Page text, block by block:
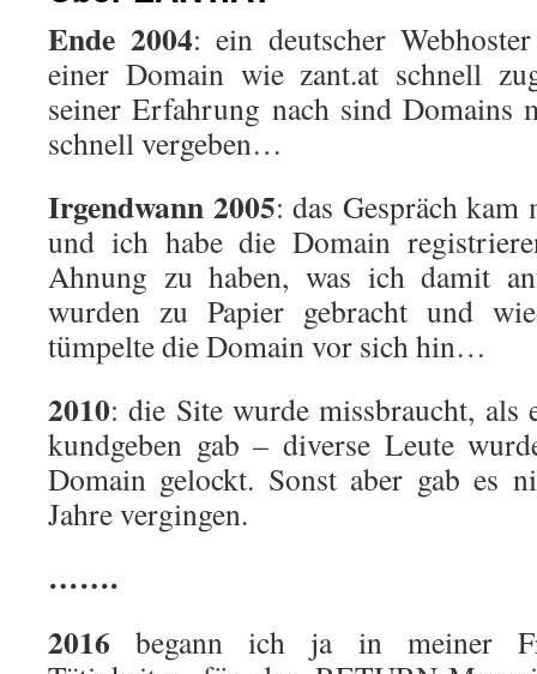
Ende 2004: ein deutscher
einer Domain wie zant.at schnell
seiner Erfahrung nach sind Domains
schnell vergeben…
Irgendwann 2005: das Gespräch
und ich habe die Domain
Ahnung zu haben, was ich damit
wurden zu Papier gebracht und
tümpelte die Domain vor sich hin…
2010: die Site wurde missbraucht, als
kundgeben gab – diverse Leute
Domain gelockt. Sonst aber gab es
Jahre vergingen.
…….
2016begann ich ja in meiner